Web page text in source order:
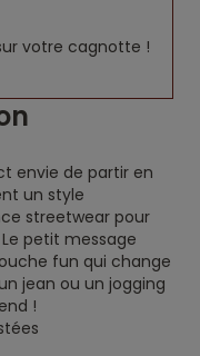
votre cagnotte !
envie de partir en
un style
streetwear pour
petit message
fun qui change
jean ou un jogging
!